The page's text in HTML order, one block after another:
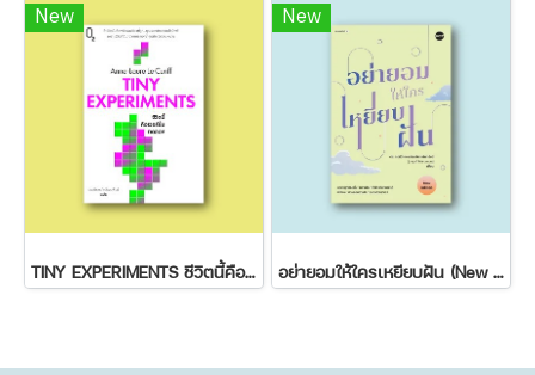
New
TINY EXPERIMENTS ชีวิตนี้คือเวอร์ชั่นทดลอง
New
อย่ายอมให้ใครเหยียบฝัน (New Edition)